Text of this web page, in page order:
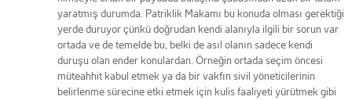
yaratmış durumda. Patriklik Makamı bu konuda olması gerektiği
yerde duruyor çünkü doğrudan kendi alanıyla ilgili bir sorun var
ortada ve de temelde bu, belki de asıl olanın sadece kendi
duruşu olan ender konulardan. Örneğin ortada seçim öncesi
müteahhit kabul etmek ya da bir vakfın sivil yöneticilerinin
belirlenme sürecine etki etmek için kulis faaliyeti yürütmek gibi